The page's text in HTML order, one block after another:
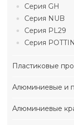
Серия GH
Серия NUB
Серия PL29
Серия
Пластиковые
Алюминиевые и
Алюминиевые